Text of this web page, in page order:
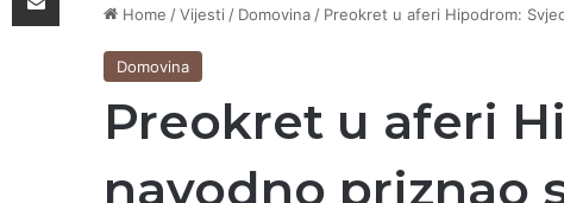
Home /Vijesti / Domovina / Preokret u aferi Hipodrom:
Domovina
Preokret u aferi
navodno priznao